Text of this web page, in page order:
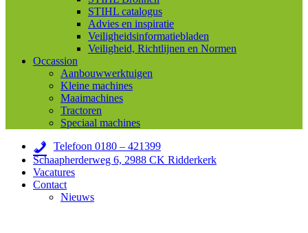
STIHL catalogus
Advies en inspiratie
Veiligheidsinformatiebladen
Veiligheid, Richtlijnen en Normen
Occassion
Aanbouwwerktuigen
Kleine machines
Maaimachines
Tractoren
Speciaal machines
Telefoon 0180 – 421399
Schaapherderweg 6, 2988 CK Ridderkerk
Vacatures
Contact
Nieuws